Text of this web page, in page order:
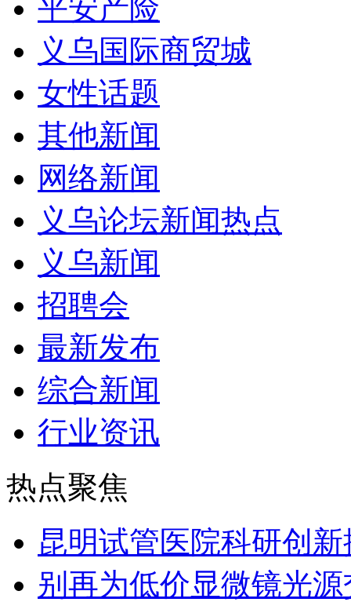
平安产险
义乌国际商贸城
女性话题
其他新闻
网络新闻
义乌论坛新闻热点
义乌新闻
招聘会
最新发布
综合新闻
行业资讯
热点聚焦
昆明试管医院科研创
别再为低价显微镜光